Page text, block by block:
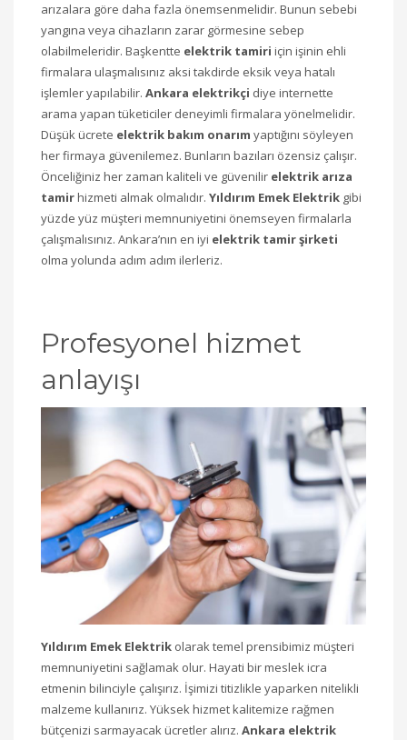
arızalara göre daha fazla önemsenmelidir. Bunun sebebi
yangına veya cihazların zarar görmesine sebep
olabilmeleridir. Başkentte elektrik tamiri için işinin ehli
firmalara ulaşmalısınız aksi takdirde eksik veya hatalı
işlemler yapılabilir. Ankara elektrikçi diye internette
arama yapan tüketiciler deneyimli firmalara yönelmelidir.
Düşük ücrete elektrik bakım onarım yaptığını söyleyen
her firmaya güvenilemez. Bunların bazıları özensiz çalışır.
Önceliğiniz her zaman kaliteli ve güvenilir elektrik arıza
tamirhizmeti almak olmalıdır. Yıldırım Emek Elektrik gibi
yüzde yüz müşteri memnuniyetini önemseyen firmalarla
çalışmalısınız. Ankara’nın en iyi elektrik tamir şirketi
olma yolunda adım adım ilerleriz.
Profesyonel hizmet
anlayışı
Yıldırım Emek Elektrik olarak temel prensibimiz müşteri
memnuniyetini sağlamak olur. Hayati bir meslek icra
etmenin bilinciyle çalışırız. İşimizi titizlikle yaparken nitelikli
malzeme kullanırız. Yüksek hizmet kalitemize rağmen
bütçenizi sarmayacak ücretler alırız. Ankara elektrik